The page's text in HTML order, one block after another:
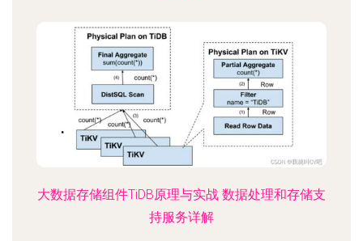
大数据存储组件TiDB原理与实战 数据处理和存储支
持服务详解